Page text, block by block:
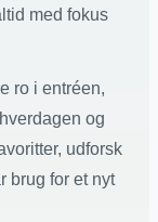
med fokus
ro i entréen,
og
udforsk
brug for et nyt